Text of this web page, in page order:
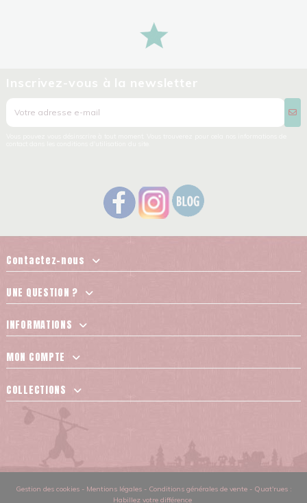
Contactez-nous
UNE QUESTION ?
INFORMATIONS
MON COMPTE
COLLECTIONS
Gestion des cookies- Mentions légales- Conditions générales de vente- Quat'rues :
Habillez votre différence